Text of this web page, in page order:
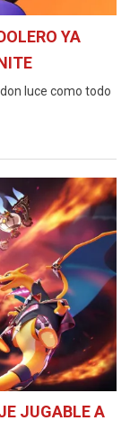
YA
luce como todo
JUGABLE A